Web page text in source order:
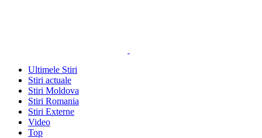
Ultimele Stiri
Stiri actuale
Stiri Moldova
Stiri Romania
Stiri Externe
Video
Top